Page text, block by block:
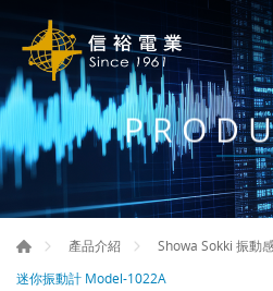
產品介紹
Showa Sokki 振動
迷你振動計 Model-1022A